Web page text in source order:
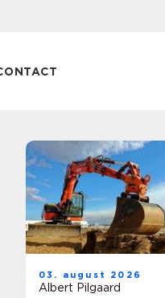
03. august 2026
Albert Pilgaard